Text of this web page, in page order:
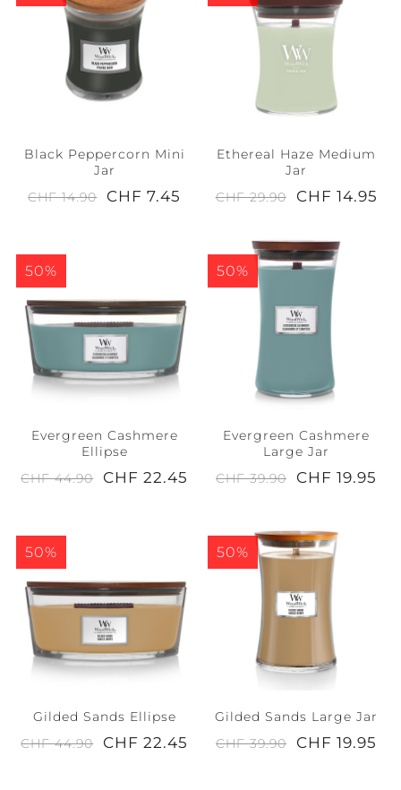
Black Peppercorn Mini
Jar
CHF 14.90
CHF 7.45
Ethereal Haze Medium
Jar
CHF 29.90
CHF 14.95
50%
Evergreen Cashmere
Ellipse
CHF 44.90
CHF 22.45
50%
Evergreen Cashmere
Large Jar
CHF 39.90
CHF 19.95
50%
Gilded Sands Ellipse
CHF 44.90
CHF 22.45
50%
Gilded Sands Large Jar
CHF 39.90
CHF 19.95